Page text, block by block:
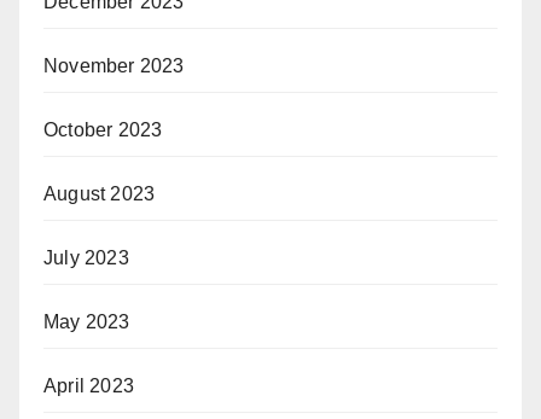
November 2023
October 2023
August 2023
July 2023
May 2023
April 2023